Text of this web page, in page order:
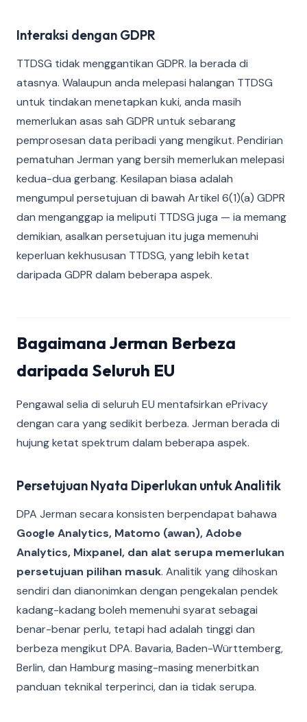
Interaksi dengan GDPR
TTDSG tidak menggantikan GDPR. Ia berada di
atasnya. Walaupun anda melepasi halangan TTDSG
untuk tindakan menetapkan kuki, anda masih
memerlukan asas sah GDPR untuk sebarang
pemprosesan data peribadi yang mengikut. Pendirian
pematuhan Jerman yang bersih memerlukan melepasi
kedua-dua gerbang. Kesilapan biasa adalah
mengumpul persetujuan di bawah Artikel 6(1)(a) GDPR
dan menganggap ia meliputi TTDSG juga — ia memang
demikian, asalkan persetujuan itu juga memenuhi
keperluan kekhususan TTDSG, yang lebih ketat
daripada GDPR dalam beberapa aspek.
Bagaimana Jerman Berbeza
daripada Seluruh EU
Pengawal selia di seluruh EU mentafsirkan ePrivacy
dengan cara yang sedikit berbeza. Jerman berada di
hujung ketat spektrum dalam beberapa aspek.
Persetujuan Nyata Diperlukan untuk Analitik
DPA Jerman secara konsisten berpendapat bahawa
Google Analytics, Matomo (awan), Adobe
Analytics, Mixpanel, dan alat serupa memerlukan
persetujuan pilihan masuk. Analitik yang dihoskan
sendiri dan dianonimkan dengan pengekalan pendek
kadang-kadang boleh memenuhi syarat sebagai
benar-benar perlu, tetapi had adalah tinggi dan
berbeza mengikut DPA. Bavaria, Baden-Württemberg,
Berlin, dan Hamburg masing-masing menerbitkan
panduan teknikal terperinci, dan ia tidak serupa.